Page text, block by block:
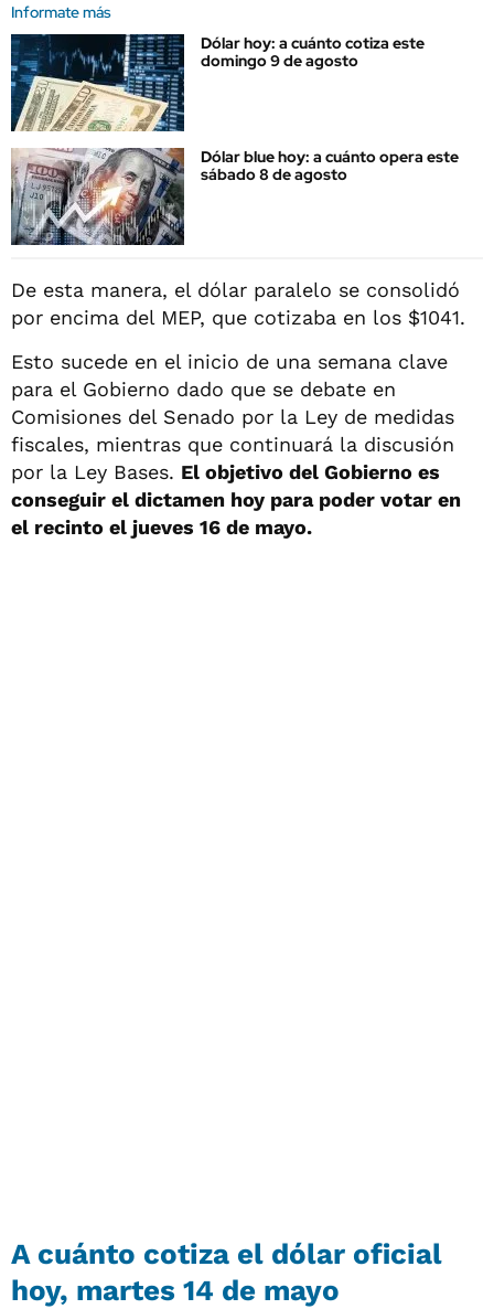
Informate más
Dólar hoy: a cuánto cotiza este
domingo 9 de agosto
Dólar blue hoy: a cuánto opera este
sábado 8 de agosto
De esta manera, el dólar paralelo se consolidó
por encima del MEP, que cotizaba en los $1041.
Esto sucede en el inicio de una semana clave
para el Gobierno dado que se debate en
Comisiones del Senado por la Ley de medidas
fiscales, mientras que continuará la discusión
por la Ley Bases. El objetivo del Gobierno es
conseguir el dictamen hoy para poder votar en
el recinto el jueves 16 de mayo.
A cuánto cotiza el dólar oficial
hoy, martes 14 de mayo